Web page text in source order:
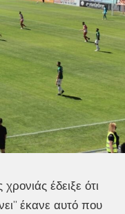
έδειξε ότι
έκανε αυτό που